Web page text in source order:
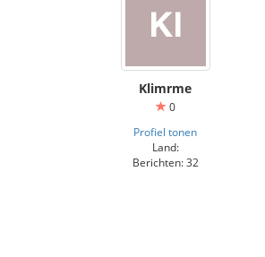
Klimrme
0
Profiel tonen
Land:
Berichten: 32